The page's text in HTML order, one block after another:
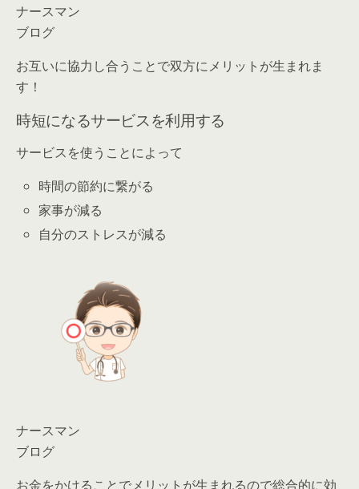
ナースマン
ブログ
お互いに協力し合うことで双方にメリットが生まれま
す！
時短になるサービスを利用する
サービスを使うことによって
時間の節約に繋がる
家事が減る
自分のストレスが減る
ナースマン
ブログ
お金をかけることでメリットが生まれるので総合的に効